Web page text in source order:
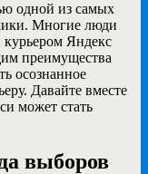
одной из самых
Многие люди
курьером Яндекс
преимущества
осознанное
Давайте вместе
может стать
выборов